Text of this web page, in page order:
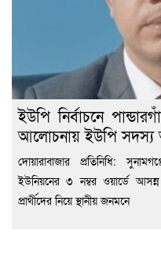
ইউপি নির্বাচনে
আলোচনায় ইউপি সদস্য
দোয়ারাবাজার প্রতিনিধি:
ইউনিয়নের ৩ নম্বর ওয়ার্ডে
প্রার্থীদের নিয়ে স্থানীয় জনমনে